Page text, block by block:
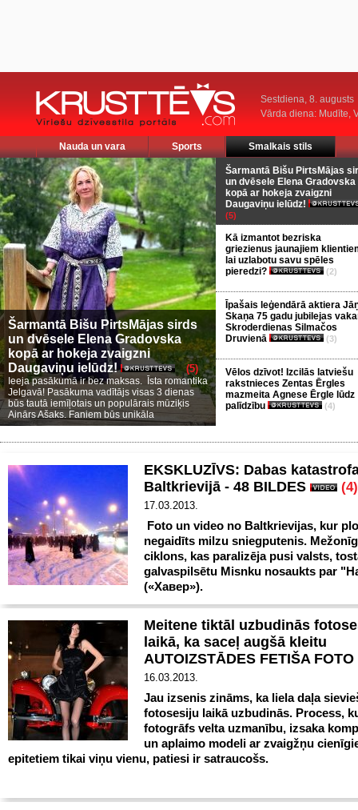
Sestdiena, 8. augusts
Vārda diena: Mudīte,
Nauda un vara Sports Smalkais stils
Šarmantā Bišu PirtsMājas sirds
un dvēsele Elena Gradovska
kopā ar hokeja zvaigzni
Daugaviņu ielūdz!
(5)
Ieeja pasākumā ir bez maksas. Īsta romantika
Jelgavā! Pasākuma vadītājs visas 3 dienas
būs tautā iemīļotais un populārais mūziķis
Ainārs Ašaks. Faniem būs unikāla
Šarmantā Bišu PirtsMājas
un dvēsele Elena Gradovska
kopā ar hokeja zvaigzni
Daugaviņu ielūdz!
(5)
Kā izmantot bezriska
griezienus jaunajiem
lai uzlabotu savu spēles
pieredzi?
(2)
Īpašais leģendārā aktiera
Skaņa 75 gadu jubilejas
Skroderdienas Silmačos
Druvienā
(3)
Vēlos dzīvot! Izcilās latviešu
rakstnieces Zentas Ērgles
mazmeita Agnese Ērgle lūdz
palīdzību
(4)
EKSKLUZĪVS: Dabas
Baltkrievijā - 48 BILDES
(4)
17.03.2013.
Foto un video no Baltkrievijas, kur
negaidīts milzu sniegputenis.
ciklons, kas paralizēja pusi valsts,
galvaspilsētu Misnku nosaukts par
(«Хавер»).
Meitene tiktāl uzbudinās
laikā, ka saceļ augšā kleitu
AUTOIZSTĀDES FETIŠA FOTO
16.03.2013.
Jau izsenis zināms, ka liela daļa
fotosesiju laikā uzbudinās. Process,
fotogrāfs velta uzmanību, izsaka
un aplaimo modeli ar zvaigžņu
epitetiem tikai viņu vienu, patiesi ir satraucošs.